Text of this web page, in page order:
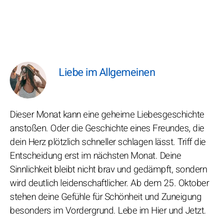
Liebe im Allgemeinen
Dieser Monat kann eine geheime Liebesgeschichte
anstoßen. Oder die Geschichte eines Freundes, die
dein Herz plötzlich schneller schlagen lässt. Triff die
Entscheidung erst im nächsten Monat. Deine
Sinnlichkeit bleibt nicht brav und gedämpft, sondern
wird deutlich leidenschaftlicher. Ab dem 25. Oktober
stehen deine Gefühle für Schönheit und Zuneigung
besonders im Vordergrund. Lebe im Hier und Jetzt.